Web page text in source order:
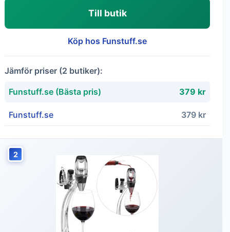
Till butik
Köp hos Funstuff.se
Jämför priser (2 butiker):
Funstuff.se (Bästa pris) 379 kr
Funstuff.se 379 kr
2